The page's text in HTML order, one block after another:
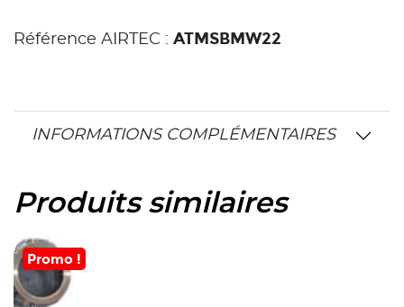
Référence AIRTEC : ATMSBMW22
INFORMATIONS COMPLÉMENTAIRES
Produits similaires
Promo !